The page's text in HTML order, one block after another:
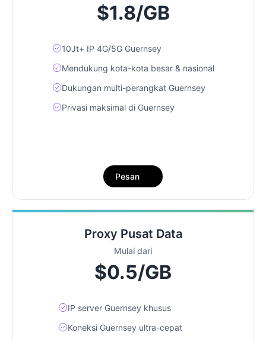
$1.8/GB
10Jt+ IP 4G/5G Guernsey
Mendukung kota-kota besar & nasional
Dukungan multi-perangkat Guernsey
Privasi maksimal di Guernsey
Pesan
Proxy Pusat Data
Mulai dari
$0.5/GB
IP server Guernsey khusus
Koneksi Guernsey ultra-cepat